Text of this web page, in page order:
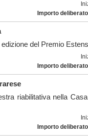
Importo
del Premio
Importo
riabilitativa nella
Importo